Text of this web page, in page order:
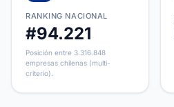
RANKING NACIONAL
#94.221
Posición entre 3.316.848
empresas chilenas (multi-
criterio).